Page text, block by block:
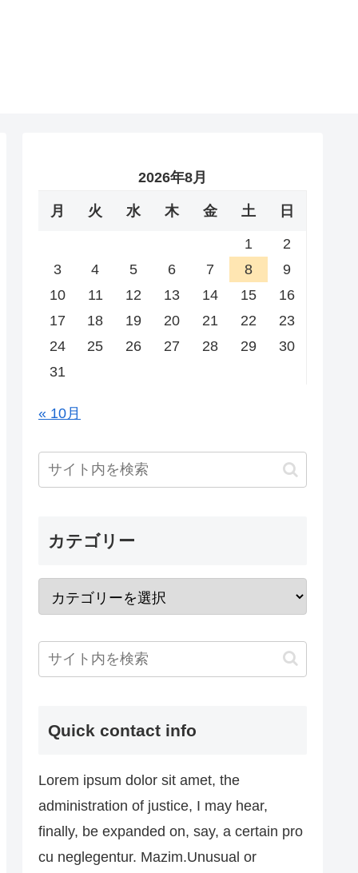
2026年8月
月 火 水 木 金 土 日
1
2
3
4 5 6 7 8
9
10
11 12 13 14 15
16
17
18 19 20 21 22
23
24
25 26 27 28 29
30
31
« 10月
カテゴリー
Quick contact info
Lorem ipsum dolor sit amet, the
administration of justice, I may hear,
finally, be expanded on, say, a certain pro
cu neglegentur. Mazim.Unusual or